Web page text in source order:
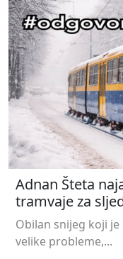
Adnan Šteta
tramvaje za
Obilan snijeg koji
velike probleme,...